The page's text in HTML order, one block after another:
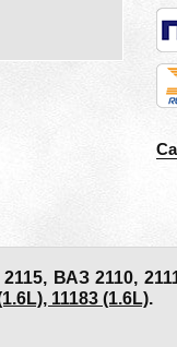
ВАЗ 2110,
11183 (1.6L).